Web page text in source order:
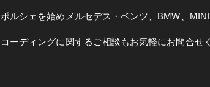
ポルシェを始めメルセデス・ベンツ、BMW、
コーディングに関するご相談もお気軽にお問合せ